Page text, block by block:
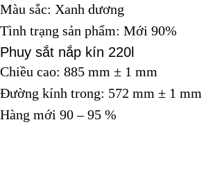
Màu sắc: Xanh dương
Tình trạng sản phẩm: Mới 90%
Phuy sắt nắp kín 220l
Chiều cao: 885 mm ± 1 mm
Đường kính trong: 572 mm ± 1 mm
Hàng mới 90 – 95 %